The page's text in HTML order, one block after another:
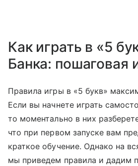
Как играть в «5
Банка: пошаговая
Правила игры в «5 букв»
Если вы начнете играть
то моментально в них
что при первом запуске вам
краткое обучение. Однако на
мы приведем правила и дадим